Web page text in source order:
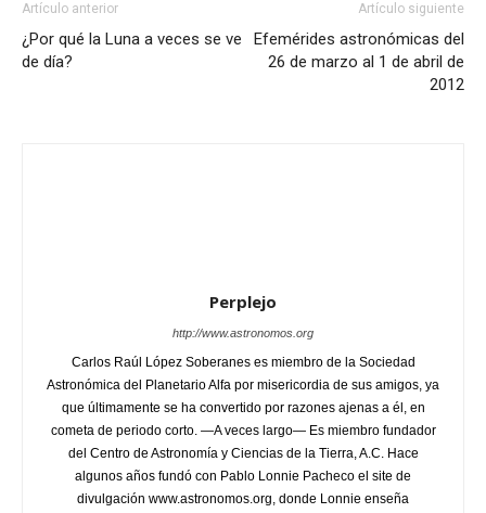
Artículo anterior
¿Por qué la Luna a veces se ve
de día?
Artículo siguiente
Efemérides astronómicas del
26 de marzo al 1 de abril de
2012
Perplejo
http://www.astronomos.org
Carlos Raúl López Soberanes es miembro de la Sociedad
Astronómica del Planetario Alfa por misericordia de sus amigos, ya
que últimamente se ha convertido por razones ajenas a él, en
cometa de periodo corto. —A veces largo— Es miembro fundador
del Centro de Astronomía y Ciencias de la Tierra, A.C. Hace
algunos años fundó con Pablo Lonnie Pacheco el site de
divulgación www.astronomos.org, donde Lonnie enseña